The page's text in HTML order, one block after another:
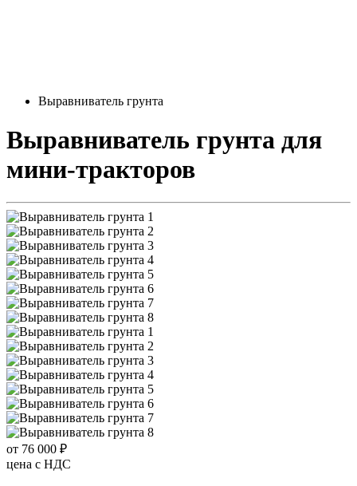
Выравниватель грунта
Выравниватель грунта для
мини-тракторов
от 76 000 ₽
цена c НДС